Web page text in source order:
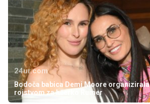
24ur.com
Bodoča babica Demi Moore
rojstvom za hčerko Rumer